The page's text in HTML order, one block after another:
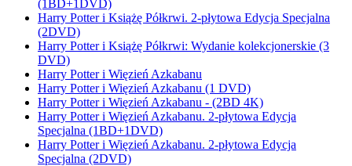
(1BD+1DVD)
Harry Potter i Książę Półkrwi. 2-płytowa Edycja Specjalna
(2DVD)
Harry Potter i Książę Półkrwi: Wydanie kolekcjonerskie (3
DVD)
Harry Potter i Więzień Azkabanu
Harry Potter i Więzień Azkabanu (1 DVD)
Harry Potter i Więzień Azkabanu - (2BD 4K)
Harry Potter i Więzień Azkabanu. 2-płytowa Edycja
Specjalna (1BD+1DVD)
Harry Potter i Więzień Azkabanu. 2-płytowa Edycja
Specjalna (2DVD)